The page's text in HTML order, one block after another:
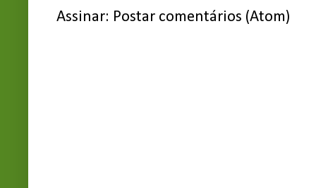
Assinar: Postar comentários (Atom)